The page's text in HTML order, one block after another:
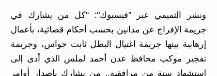
ونشر التميمي عبر "فيسبوك": "كل من يشارك في
جريمة الإفراج عن مدانين بحسب أحكام قضائية، بأعمال
إرهابية بينها جريمة اغتيال البطل ثابت جواس، وجريمة
تفجير موكب محافظ عدن أحمد لملس الذي أدى إلى
استشهاد ستة من مرافقيه.. من يشارك بإصدار أوامر